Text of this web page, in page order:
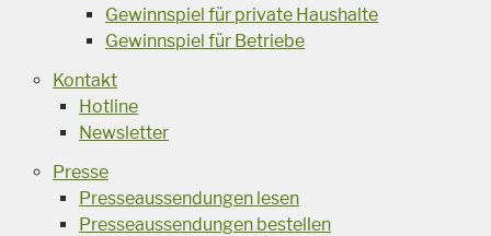
Gewinnspiel für private Haushalte
Gewinnspiel für Betriebe
Kontakt
Hotline
Newsletter
Presse
Presseaussendungen lesen
Presseaussendungen bestellen